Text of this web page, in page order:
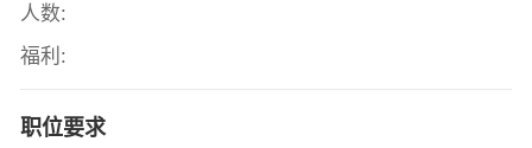
人数:
福利:
职位要求